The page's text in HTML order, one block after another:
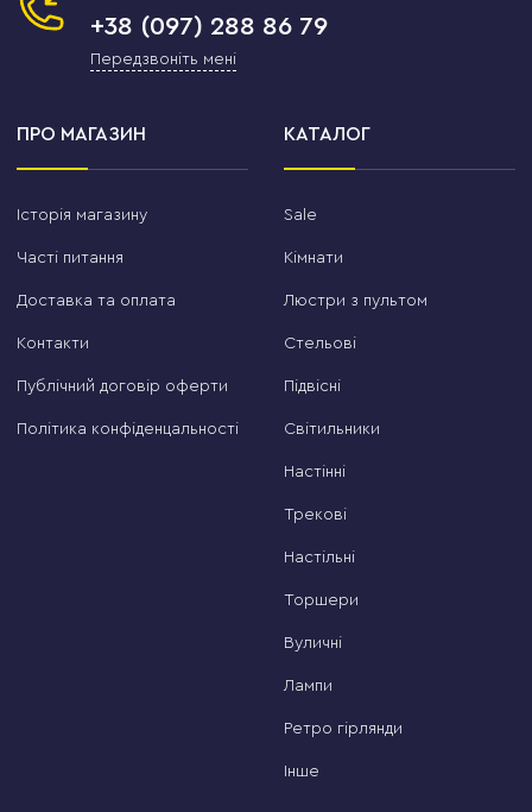
+38 (097) 288 86 79
Передзвоніть мені
ПРО МАГАЗИН
Історія магазину
Часті питання
Доставка та оплата
Контакти
Публічний договір оферти
Політика конфіденцальності
КАТАЛОГ
Sale
Кімнати
Люстри з пультом
Стельові
Підвісні
Світильники
Настінні
Трекові
Настільні
Торшери
Вуличні
Лампи
Ретро гірлянди
Інше